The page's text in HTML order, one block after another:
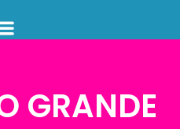
GRANDE